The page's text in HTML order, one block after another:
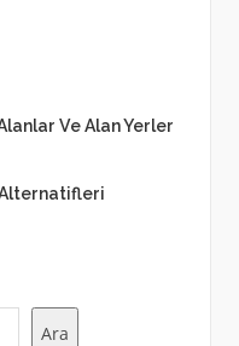
Ve Alan Yerler
Ara